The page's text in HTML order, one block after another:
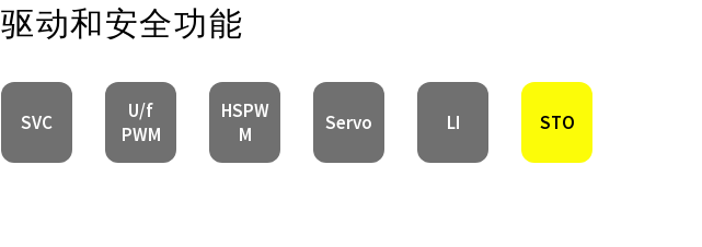
驱动和安全功能
SVC
U/f
PWM
HSPW
M
Servo LI STO